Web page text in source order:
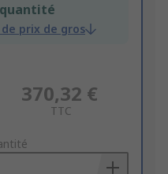
prix de gros
370,32 €
TTC